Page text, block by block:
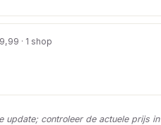
· 1 shop
update; controleer de actuele prijs